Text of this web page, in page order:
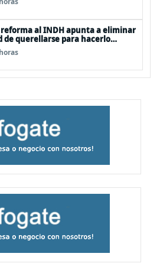
reforma al INDH apunta a eliminar
de querellarse para hacerlo